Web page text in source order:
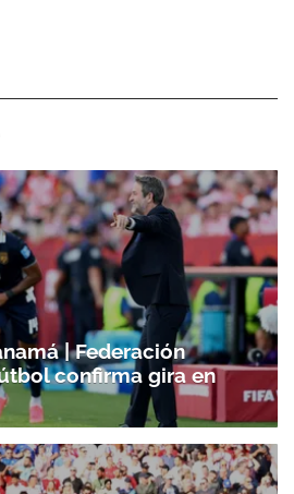
a nuestro boletín.
ACEPTAR
| Federación
confirma gira en